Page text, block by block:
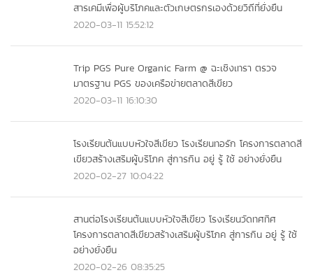
สารเคมีเพื่อผู้บริโภคและตัวเกษตรกรเองด้วยวิถีที่ยั่งยืน
2020-03-11 15:52:12
Trip PGS Pure Organic Farm @ ฉะเชิงเทรา ตรวจ
มาตรฐาน PGS ของเครือข่ายตลาดสีเขียว
2020-03-11 16:10:30
โรงเรียนต้นแบบหัวใจสีเขียว โรงเรียนทอรัก โครงการตลาดสี
เขียวสร้างเสริมผู้บริโภค สู่การกิน อยู่ รู้ ใช้ อย่างยั่งยืน
2020-02-27 10:04:22
สานต่อโรงเรียนต้นแบบหัวใจสีเขียว โรงเรียนวัดทศทิศ
โครงการตลาดสีเขียวสร้างเสริมผู้บริโภค สู่การกิน อยู่ รู้ ใช้
อย่างยั่งยืน
2020-02-26 08:35:25